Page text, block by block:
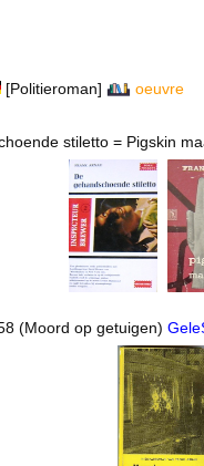
[Politieroman]
oeuvre
stiletto = Pigskin
(Moord op getuigen)